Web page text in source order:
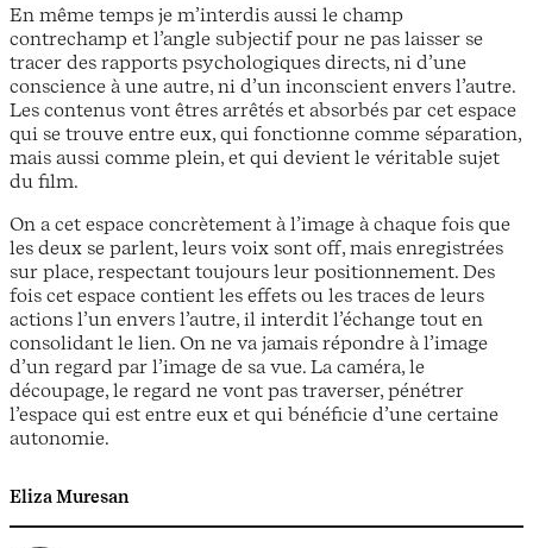
En même temps je m’interdis aussi le champ
contrechamp et l’angle subjectif pour ne pas laisser se
tracer des rapports psychologiques directs, ni d’une
conscience à une autre, ni d’un inconscient envers l’autre.
Les contenus vont êtres arrêtés et absorbés par cet espace
qui se trouve entre eux, qui fonctionne comme séparation,
mais aussi comme plein, et qui devient le véritable sujet
du film.
On a cet espace concrètement à l’image à chaque fois que
les deux se parlent, leurs voix sont off, mais enregistrées
sur place, respectant toujours leur positionnement. Des
fois cet espace contient les effets ou les traces de leurs
actions l’un envers l’autre, il interdit l’échange tout en
consolidant le lien. On ne va jamais répondre à l’image
d’un regard par l’image de sa vue. La caméra, le
découpage, le regard ne vont pas traverser, pénétrer
l’espace qui est entre eux et qui bénéficie d’une certaine
autonomie.
Eliza Muresan